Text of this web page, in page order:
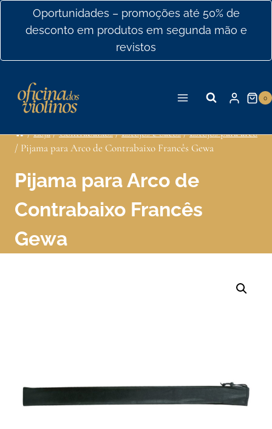
conteúdo
Oportunidades – promoções até 50% de
desconto em produtos em segunda mão e
revistos
0
/Loja/Contrabaixos/Estojos e Sacos/Estojos para arco
/ Pijama para Arco de Contrabaixo Francês Gewa
Pijama para Arco de
Contrabaixo Francês
Gewa